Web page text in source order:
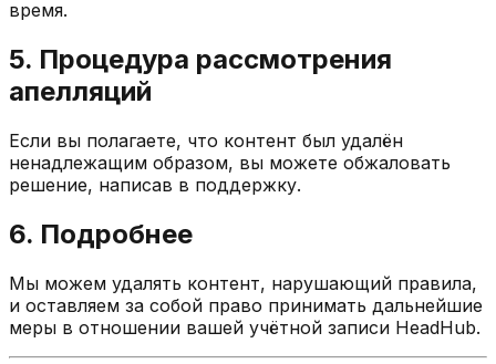
время.
5. Процедура рассмотрения
апелляций
Если вы полагаете, что контент был удалён
ненадлежащим образом, вы можете обжаловать
решение, написав в поддержку.
6. Подробнее
Мы можем удалять контент, нарушающий правила,
и оставляем за собой право принимать дальнейшие
меры в отношении вашей учётной записи HeadHub.